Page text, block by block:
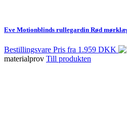
Eve Motionblinds rullegardin Rød
Bestillingsvare Pris fra 1.959 DKK
materialprov Till produkten